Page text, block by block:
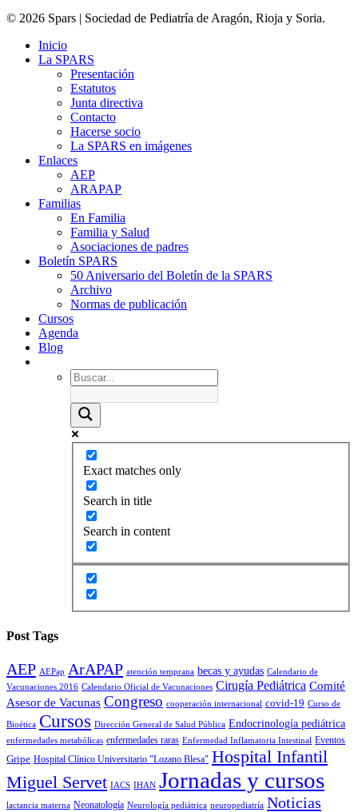
© 2026 Spars | Sociedad de Pediatría de Aragón, Rioja y Soria.
Inicio
La SPARS
Presentación
Estatutos
Junta directiva
Contacto
Hacerse socio
La SPARS en imágenes
Enlaces
AEP
ARAPAP
Familias
En Familia
Familia y Salud
Asociaciones de padres
Boletín SPARS
50 Aniversario del Boletín de la SPARS
Archivo
Normas de publicación
Cursos
Agenda
Blog
Exact matches only
Search in title
Search in content
Post Tags
AEP AEPap ArAPAP atención temprana becas y ayudas Calendario de
Vacunaciones 2016 Calendario Oficial de Vacunaciones Cirugía Pediátrica Comité
Asesor de Vacunas Congreso cooperación internacional covid-19 Curso de
Bioética Cursos Dirección General de Salud Pública Endocrinología pediátrica
enfermedades metabólicas enfermedades raras Enfermedad Inflamatoria Intestinal Eventos
Gripe Hospital Clínico Universitario "Lozano Blesa" Hospital Infantil
Miguel Servet IACS IHAN Jornadas y cursos
lactancia materna Neonatología Neurología pediátrica neuropediatría Noticias